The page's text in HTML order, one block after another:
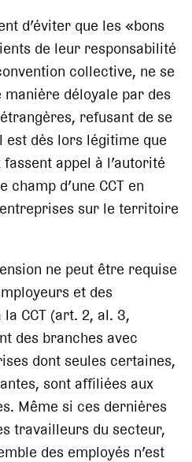
d’éviter que les «bons
de leur responsabilité
collective, ne se
déloyale par des
refusant de se
dès lors légitime que
appel à l’autorité
d’une CCT en
sur le territoire
ne peut être requise
et des
CCT (art. 2, al. 3,
des branches avec
dont seules certaines,
sont affiliées aux
Même si ces dernières
travailleurs du secteur,
des employés n’est